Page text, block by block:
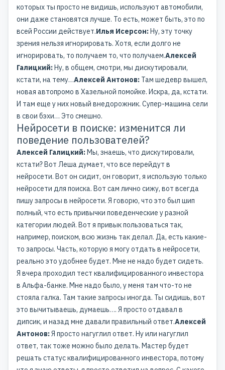
которых ты просто не видишь, используют автомобили,
они даже становятся лучше. То есть, может быть, это по
всей России действует.Илья Исерсон:Ну, эту точку
зрения нельзя игнорировать. Хотя, если долго не
игнорировать, то получаем то, что получаем.Алексей
Галицкий:Ну, в общем, смотри, мы дискутировали,
кстати, на тему…Алексей Антонов: Там шедевр вышел,
новая автопромо в Хазельной помойке. Искра, да, кстати.
И там еще у них новый внедорожник. Супер-машина сели
в свои бэхи… Это смешно.
Нейросети в поиске: изменится ли
поведение пользователей?
Алексей Галицкий:Мы, знаешь, что дискутировали,
кстати? Вот Леша думает, что все перейдут в
нейросети. Вот он сидит, он говорит, я использую только
нейросети для поиска. Вот сам лично сижу, вот всегда
пишу запросы в нейросети. Я говорю, что это был шип
полный, что есть привычки поведенческие у разной
категории людей. Вот я привык пользоваться так,
например, поиском, всю жизнь так делал. Да, есть какие-
то запросы. Часть, которую я могу отдать в нейросети,
реально это удобнее будет. Мне не надо будет сидеть.
Я вчера проходил тест квалифицированного инвестора
в Альфа-банке. Мне надо было, у меня там что-то не
стояла галка. Там такие запросы иногда. Ты сидишь, вот
это вычитываешь, думаешь…. Я просто отдавал в
дипсик, и назад мне давали правильный ответ.Алексей
Антонов:Я просто нагуглил ответ. Ну или нагуглил
ответ, так тоже можно было делать. Мастер будет
решать статус квалифицированного инвестора, потому